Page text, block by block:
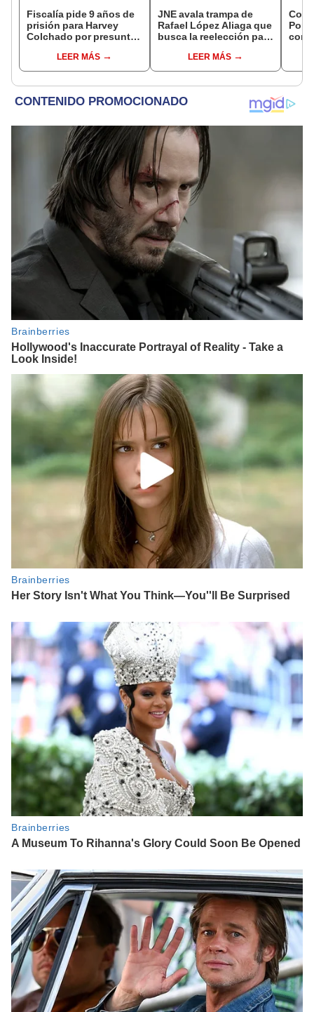
Fiscalía pide 9 años de
prisión para Harvey
Colchado por presunta
incompatible y falsedad
ideológica
LEER MÁS
JNE avala trampa de
Rafael López Aliaga que
busca la reelección para
LEER MÁS